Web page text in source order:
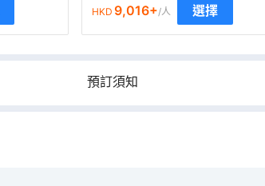
HKD 9,016+/人 選擇
預訂須知